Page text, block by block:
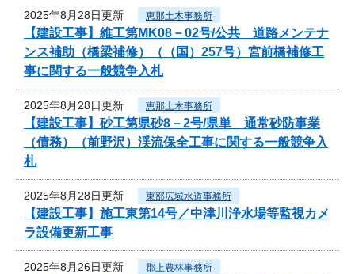
2025年8月28日更新 恵那土木事務所
【建設工事】維工第MK08－02号/公共 道路メンテナ
ンス補助（橋梁補修）（（国）257号）宮前橋補修工
事に関する一般競争入札
2025年8月28日更新 恵那土木事務所
【建設工事】砂工第県砂8－2号/県単 通常砂防事業
（債務）（前野沢）渓流保全工事に関する一般競争入
札
2025年8月28日更新 東部広域水道事務所
【建設工事】施工東第14号／中津川浄水場等監視カメ
ラ設備更新工事
2025年8月26日更新 郡上農林事務所